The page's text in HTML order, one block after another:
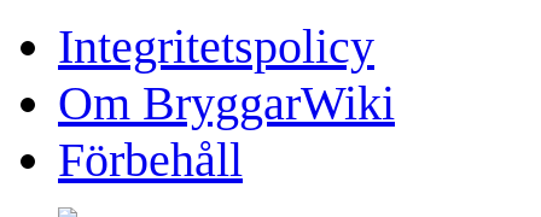
Integritetspolicy
Om BryggarWiki
Förbehåll